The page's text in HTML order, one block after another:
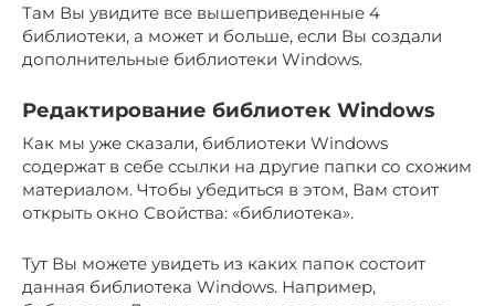
Там Вы увидите все вышеприведенные 4
библиотеки, а может и больше, если Вы создали
дополнительные библиотеки Windows.
Редактирование библиотек Windows
Как мы уже сказали, библиотеки Windows
содержат в себе ссылки на другие папки со схожим
материалом. Чтобы убедиться в этом, Вам стоит
открыть окно Свойства: «библиотека».
Тут Вы можете увидеть из каких папок состоит
данная библиотека Windows. Например,